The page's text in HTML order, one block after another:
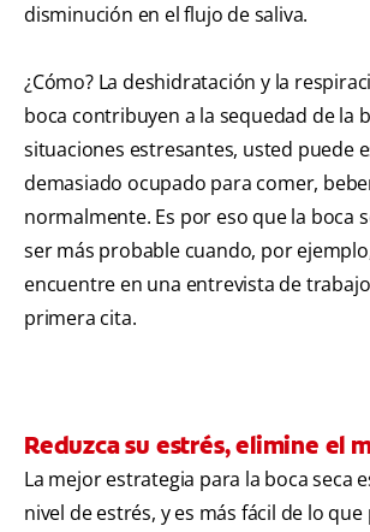
disminución en el flujo de saliva.
¿Cómo? La deshidratación y la
boca contribuyen a la sequedad de la
situaciones estresantes, usted puede
demasiado ocupado para comer,
normalmente. Es por eso que la boca
ser más probable cuando, por
encuentre en una entrevista de
primera cita.
Reduzca su estrés, elimine el
La mejor estrategia para la boca seca
nivel de estrés, y es más fácil de lo que